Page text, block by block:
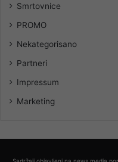
Smrtovnice
PROMO
Nekategorisano
Partneri
Impressum
Marketing
Sadržaji objavljeni na news media